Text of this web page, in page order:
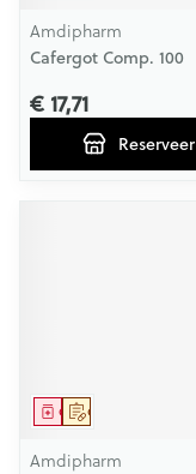
Amdipharm
Cafergot Comp. 100
€ 17,71
Reserveer
Op voorschrift
Geneesmiddel
Amdipharm